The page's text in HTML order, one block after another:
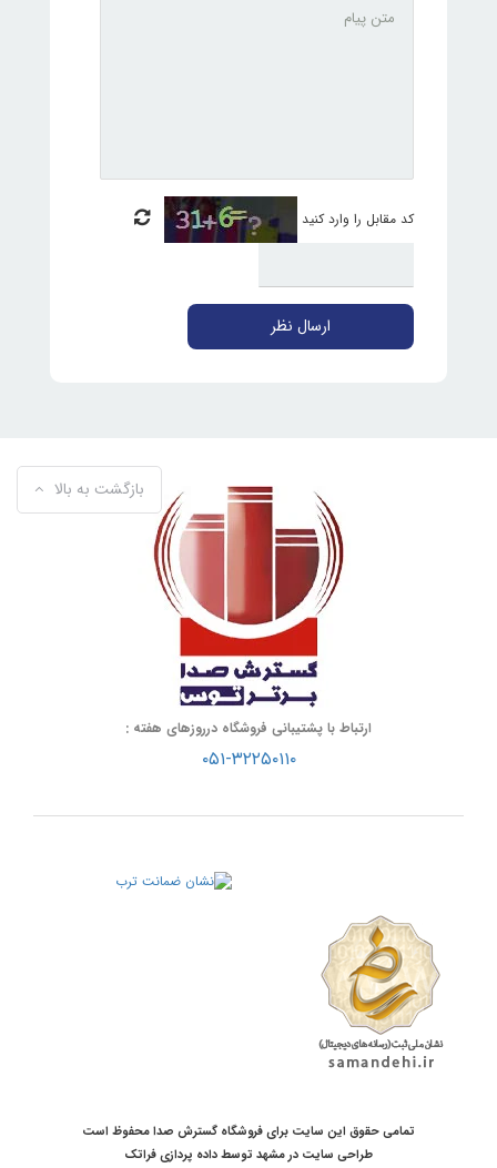
کد مقابل را وارد کنید
ارسال نظر
بازگشت به بالا
ارتباط با پشتیبانی فروشگاه درروزهای هفته :
۰۵۱-۳۲۲۵۰۱۱۰
تمامی حقوق این سایت برای فروشگاه گسترش صدا محفوظ است
طراحی سایت در مشهد توسطداده پردازی فراتک